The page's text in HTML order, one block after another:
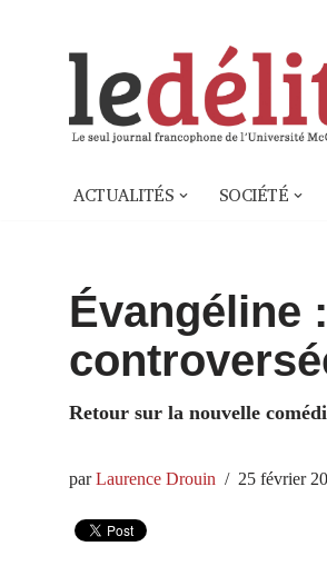
ACTUALITÉS SOCIÉTÉ
Évangéline
Retour sur la nouvelle
parLaurence Drouin 25 février